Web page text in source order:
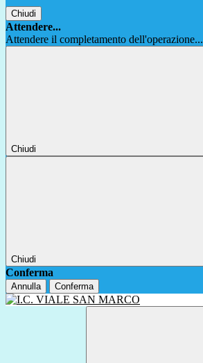
Chiudi
Attendere...
Attendere il completamento dell'operazione...
Chiudi
Chiudi
Conferma
Annulla Conferma